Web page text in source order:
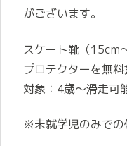
がございます。
スケート靴（15cm
プロテクターを無料
対象：4歳～滑走可
※未就学児のみでの